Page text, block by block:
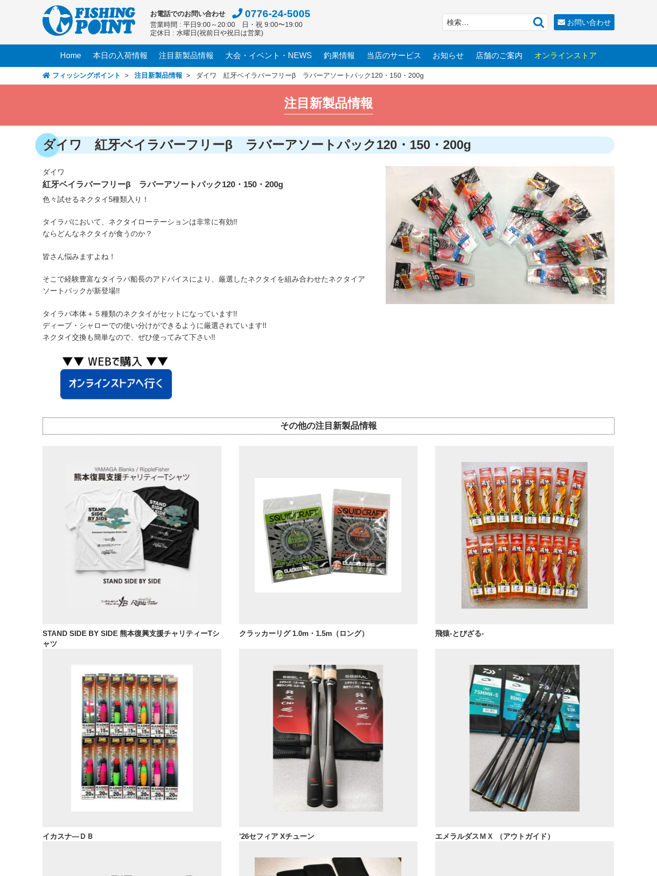
キ
お電話でのお問い合わせ 0776-24-5005
営業時間 : 平日9:00～20:00 日・祝 9:00〜19:00
定休日 : 水曜日(祝前日や祝日は営業)
索:
お問い合わせ
Home 本日の入荷情報 注目新製品情報 大会・イベント・NEWS 釣果情報 当店のサービス お知らせ 店舗のご案内 オンラインストア
フィッシングポイント >注目新製品情報 > ダイワ 紅牙ベイラバーフリーβ ラバーアソートパック120・150・200g
注目新製品情報
ダイワ 紅牙ベイラバーフリーβ ラバーアソートパック120・150・200g
ダイワ
紅牙ベイラバーフリーβ ラバーアソートパック120・150・200g
色々試せるネクタイ5種類入り！
タイラバにおいて、ネクタイローテーションは非常に有効!!
ならどんなネクタイが食うのか？
皆さん悩みますよね！
そこで経験豊富なタイラバ船長のアドバイスにより、厳選したネクタイを組み合わせたネクタイア
ソートパックが新登場!!
タイラバ本体＋５種類のネクタイがセットになっています!!
ディープ・シャローでの使い分けができるように厳選されています!!
ネクタイ交換も簡単なので、ぜひ使ってみて下さい!!
その他の注目新製品情報
STAND SIDE BY SIDE 熊本復興支援チャリティーTシ
ャツ
クラッカーリグ 1.0m・1.5m（ロング） 飛猿-とびざる-
イカスナ―ＤＢ ’26セフィア Xチューン エメラルダスＭＸ （アウトガイド）